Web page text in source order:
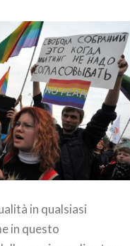
in qualsiasi
in questo